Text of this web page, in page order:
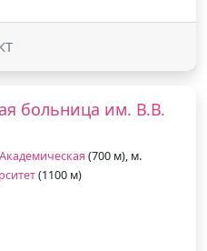
больница им. В.В.
Академическая (700 м), м.
(1100 м)